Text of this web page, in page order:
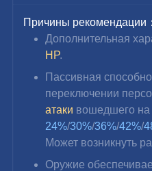
Причины рекомендации：
Дополнительная
HP.
Пассивная
переключении
атаки вошедшего на
24%/30%/36%/42%/
Может возникнуть
Оружие